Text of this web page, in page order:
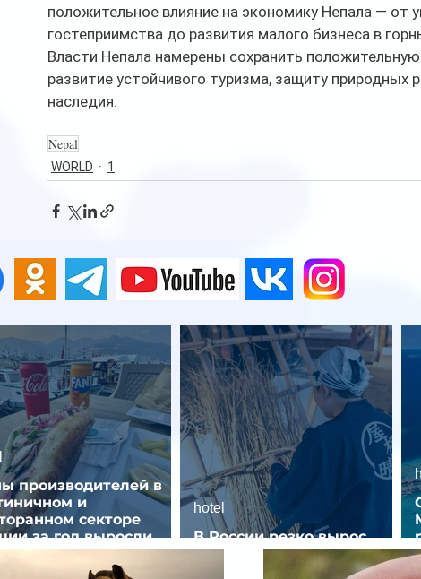
положительное влияние на экономику Непала — от
гостеприимства до развития малого бизнеса в
Власти Непала намерены сохранить
развитие устойчивого туризма, защиту природных
наследия.
Nepal
WORLD 1
производителей в
и
секторе
за год выросли
на 32%
В России резко вырос
спрос на отели без звезд
hotel